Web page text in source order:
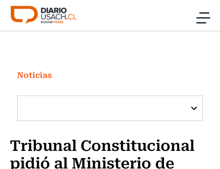
Click acá para ir directamente al contenido
Investigación
Cultura
Programas Radio y TV Usach
Noticias
Tribunal Constitucional
pidió al Ministerio de